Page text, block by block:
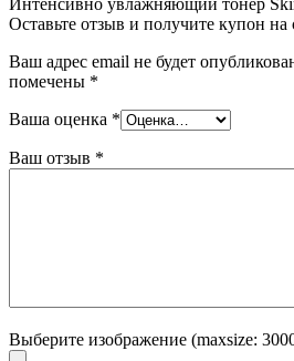
Интенсивно увлажняющий тонер
Оставьте отзыв и получите купон на
Ваш адрес email не будет
помечены *
Ваша оценка *
Ваш отзыв *
Выберите изображение (maxsize: